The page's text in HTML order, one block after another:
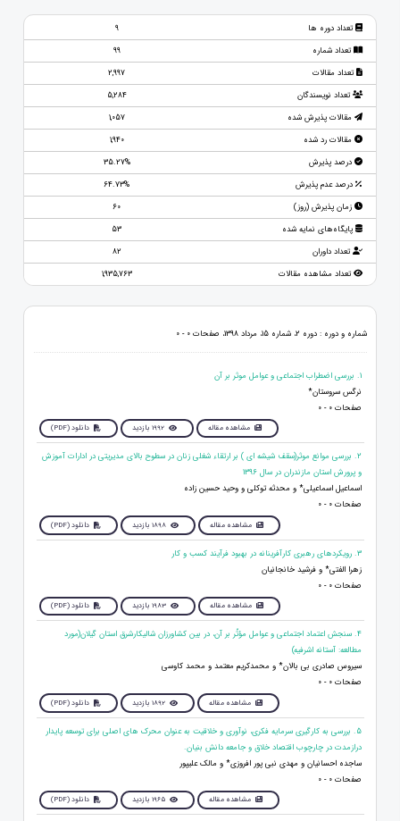
تعداد دوره ها
9
تعداد شماره
99
تعداد مقالات
2,997
تعداد نویسندگان
5,284
مقالات پذیرش شده
1,057
مقالات رد شده
1,940
درصد پذیرش
35.27%
درصد عدم پذیرش
64.73%
زمان پذیرش (روز)
60
پایگاه‌های نمایه شده
53
تعداد داوران
82
تعداد مشاهده مقالات
1,935,763
شماره و دوره : دوره 2، شماره 15، مرداد 1398، صفحات 0 - 0
1. بررسی اضطراب اجتماعی و عوامل موثر بر آن
نرگس سروستان*
صفحات 0 - 0
مشاهده مقاله 1992 بازدید دانلود (PDF)
2. بررسی موانع موثر(سقف شیشه ای ) بر ارتقاء شغلی زنان در سطوح بالای مدیریتی در ادارات آموزش
و پرورش استان مازندران در سال 1396
اسماعیل اسماعیلی* و محدثه توکلی و وحید حسین زاده
صفحات 0 - 0
مشاهده مقاله 1898 بازدید دانلود (PDF)
3. رویکردهای رهبری کارآفرینانه در بهبود فرآیند کسب و کار
زهرا الفتی* و فرشید خانجانیان
صفحات 0 - 0
مشاهده مقاله 1983 بازدید دانلود (PDF)
4. سنجش اعتماد اجتماعی و عوامل مؤثّر بر آن، در بین کشاورزان شالیکارشرق استان گیلان(مورد
مطالعه: آستانه اشرفیه)
سیروس صادری بی بالان* و محمدکریم معتمد و محمد کاوسی
صفحات 0 - 0
مشاهده مقاله 1892 بازدید دانلود (PDF)
5. بررسی به کارگیری سرمایه فکری، نوآوری و خلاقیت به عنوان محرک های اصلی برای توسعه پایدار
درازمدت در چارچوب اقتصاد خلاق و جامعه دانش بنیان.
ساجده احسانیان و مهدی نبی پور افروزی* و مالک علیپور
صفحات 0 - 0
مشاهده مقاله 1965 بازدید دانلود (PDF)